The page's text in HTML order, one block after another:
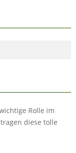
Rolle im
diese tolle